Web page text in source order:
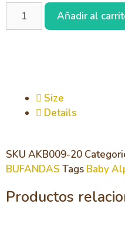
Añadir al
Size
Details
SKU AKB009-20
BUFANDAS Tags Baby
Productos